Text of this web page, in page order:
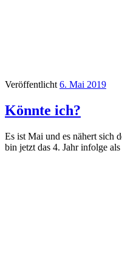
Veröffentlicht6. Mai 2019
Könnte ich?
Es ist Mai und es nähert sich
bin jetzt das 4. Jahr infolge